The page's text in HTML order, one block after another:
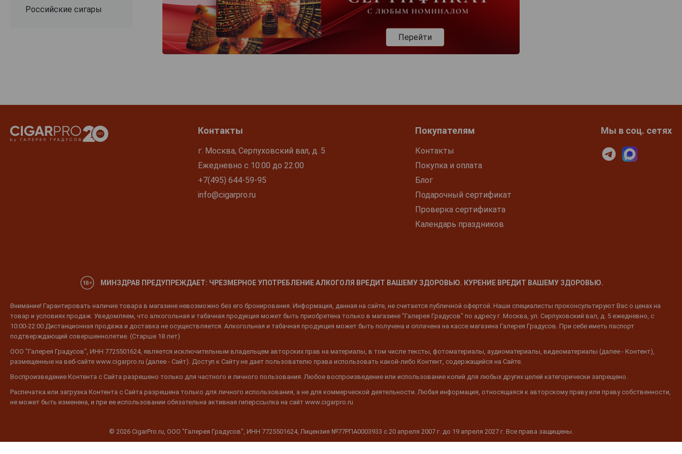
Российские сигары
Перейти
Контакты
г. Москва, Серпуховский вал, д. 5
Ежедневно с 10:00 до 22:00
+7(495) 644-59-95
info@cigarpro.ru
Покупателям
Контакты
Покупка и оплата
Блог
Подарочный сертификат
Проверка сертификата
Календарь праздников
Мы в соц. сетях
МИНЗДРАВ ПРЕДУПРЕЖДАЕТ: ЧРЕЗМЕРНОЕ УПОТРЕБЛЕНИЕ АЛКОГОЛЯ ВРЕДИТ ВАШЕМУ ЗДОРОВЬЮ. КУРЕНИЕ ВРЕДИТ ВАШЕМУ ЗДОРОВЬЮ.
Внимание! Гарантировать наличие товара в магазине невозможно без его бронирования. Информация, данная на сайте, не считается публичной офертой. Наши специалисты проконсультируют Вас о ценах на
товар и условиях продаж. Уведомляем, что алкогольная и табачная продукция может быть приобретена только в магазине "Галерея Градусов" по адресу г. Москва, ул. Серпуховский вал, д. 5 ежедневно, с
10:00-22:00 Дистанционная продажа и доставка не осуществляется. Алкогольная и табачная продукция может быть получена и оплачена на кассе магазина Галерея Градусов. При себе иметь паспорт
подтверждающий совершеннолетие. (Старше 18 лет)
ООО "Галерея Градусов", ИНН 7725501624, является исключительным владельцем авторских прав на материалы, в том числе тексты, фотоматериалы, аудиоматериалы, видеоматериалы (далее - Контент),
размещенные на веб-сайте www.cigarpro.ru (далее - Сайт). Доступ к Сайту не дает пользователю права использовать какой-либо Контент, содержащийся на Сайте.
Воспроизведение Контента с Сайта разрешено только для частного и личного пользования. Любое воспроизведение или использование копий для любых других целей категорически запрещено.
Распечатка или загрузка Контента с Сайта разрешена только для личного использования, а не для коммерческой деятельности. Любая информация, относящаяся к авторскому праву или праву собственности,
не может быть изменена, и при ее использовании обязательна активная гиперссылка на сайт www.cigarpro.ru
© 2026 CigarPro.ru, ООО "Галерея Градусов", ИНН 7725501624, Лицензия №77РПА0003933 c 20 апреля 2007 г. до 19 апреля 2027 г. Все права защищены.